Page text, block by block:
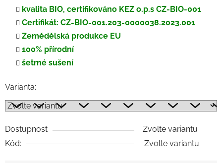
kvalita BIO, certifikováno KEZ o.p.s CZ-BIO-001
Certifikát: CZ-BIO-001.203-0000038.2023.001
Zemědělská produkce EU
100% přírodní
šetrné sušení
Varianta:
Dostupnost
Zvolte variantu
Kód:
Zvolte variantu